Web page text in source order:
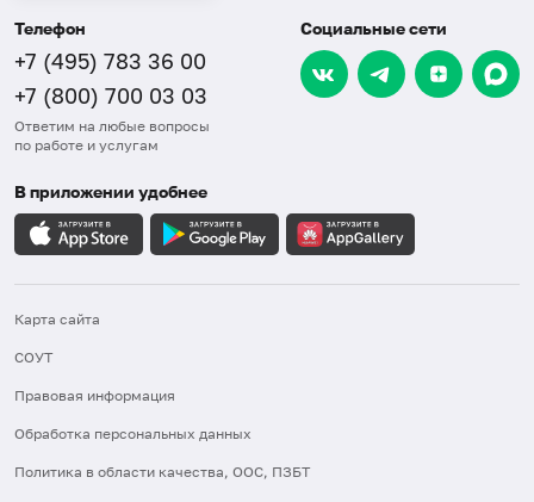
Телефон
+7 (495) 783 36 00
+7 (800) 700 03 03
Ответим на любые вопросы
по работе и услугам
Социальные сети
В приложении удобнее
Карта сайта
СОУТ
Правовая информация
Обработка персональных данных
Политика в области качества, ООС, ПЗБТ